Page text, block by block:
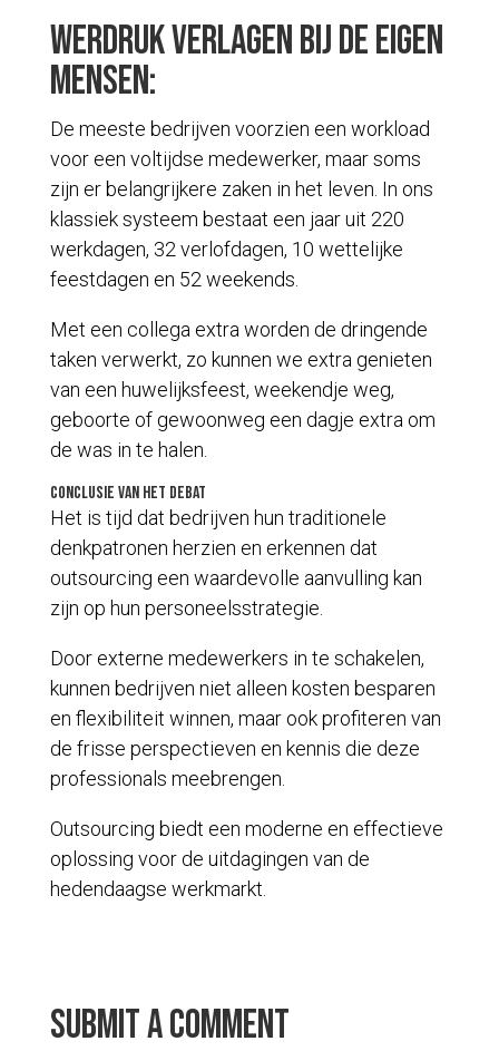
Werdruk verlagen bij de eigen
mensen:
De meeste bedrijven voorzien een workload
voor een voltijdse medewerker, maar soms
zijn er belangrijkere zaken in het leven. In ons
klassiek systeem bestaat een jaar uit 220
werkdagen, 32 verlofdagen, 10 wettelijke
feestdagen en 52 weekends.
Met een collega extra worden de dringende
taken verwerkt, zo kunnen we extra genieten
van een huwelijksfeest, weekendje weg,
geboorte of gewoonweg een dagje extra om
de was in te halen.
Conclusie van het debat
Het is tijd dat bedrijven hun traditionele
denkpatronen herzien en erkennen dat
outsourcing een waardevolle aanvulling kan
zijn op hun personeelsstrategie.
Door externe medewerkers in te schakelen,
kunnen bedrijven niet alleen kosten besparen
en flexibiliteit winnen, maar ook profiteren van
de frisse perspectieven en kennis die deze
professionals meebrengen.
Outsourcing biedt een moderne en effectieve
oplossing voor de uitdagingen van de
hedendaagse werkmarkt.
Submit a Comment